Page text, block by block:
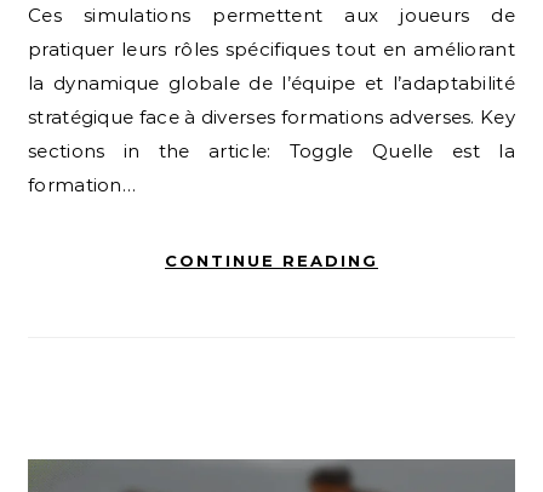
Ces simulations permettent aux joueurs de
pratiquer leurs rôles spécifiques tout en améliorant
la dynamique globale de l’équipe et l’adaptabilité
stratégique face à diverses formations adverses. Key
sections in the article: Toggle Quelle est la
formation…
CONTINUE READING